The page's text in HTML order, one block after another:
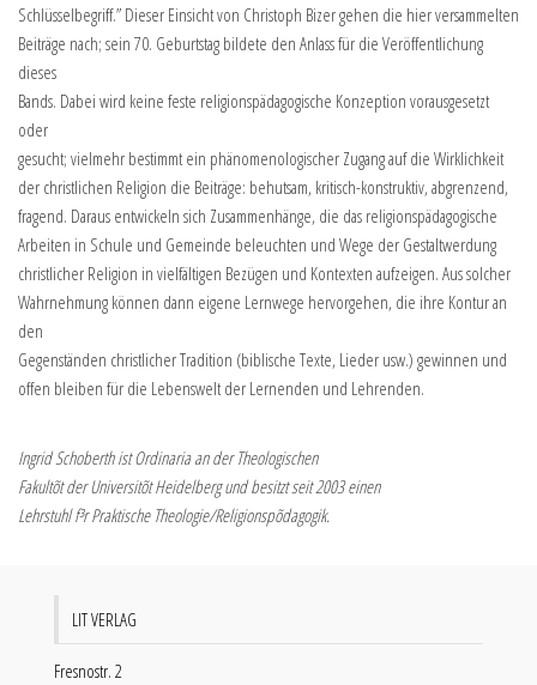
Schlüsselbegriff.” Dieser Einsicht von Christoph Bizer gehen die hier versammelten
Beiträge nach; sein 70. Geburtstag bildete den Anlass für die Veröffentlichung
dieses
Bands. Dabei wird keine feste religionspädagogische Konzeption vorausgesetzt
oder
gesucht; vielmehr bestimmt ein phänomenologischer Zugang auf die Wirklichkeit
der christlichen Religion die Beiträge: behutsam, kritisch-konstruktiv, abgrenzend,
fragend. Daraus entwickeln sich Zusammenhänge, die das religionspädagogische
Arbeiten in Schule und Gemeinde beleuchten und Wege der Gestaltwerdung
christlicher Religion in vielfältigen Bezügen und Kontexten aufzeigen. Aus solcher
Wahrnehmung können dann eigene Lernwege hervorgehen, die ihre Kontur an
den
Gegenständen christlicher Tradition (biblische Texte, Lieder usw.) gewinnen und
offen bleiben für die Lebenswelt der Lernenden und Lehrenden.
Ingrid Schoberth ist Ordinaria an der Theologischen
Fakultõt der Universitõt Heidelberg und besitzt seit 2003 einen
Lehrstuhl f³r Praktische Theologie/Religionspõdagogik.
LIT VERLAG
Fresnostr. 2